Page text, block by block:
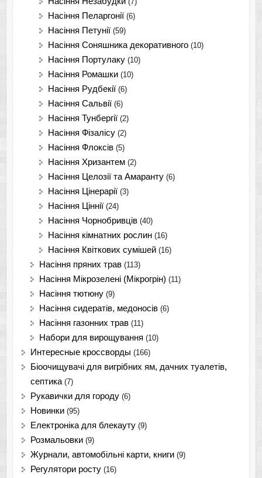
Насіння Пеларгонії (6)
Насіння Петунії (59)
Насіння Соняшника декоративного (10)
Насіння Портулаку (10)
Насіння Ромашки (10)
Насіння Рудбекії (6)
Насіння Сальвії (6)
Насіння Тунбергії (2)
Насіння Фізалісу (2)
Насіння Флоксів (5)
Насіння Хризантем (2)
Насіння Целозії та Амаранту (6)
Насіння Цінерарії (3)
Насіння Ціннії (24)
Насіння Чорнобривців (40)
Насіння кімнатних рослин (16)
Насіння Квіткових сумішей (16)
Насіння пряних трав (113)
Насіння Мікрозелені (Мікрогрін) (11)
Насіння тютюну (9)
Насіння сидератів, медоносів (6)
Насіння газонних трав (11)
Набори для вирощування (10)
Интересные кроссворды (166)
Біоочищувачі для вигрібних ям, дачних туалетів,
септика (7)
Рукавички для городу (6)
Новинки (95)
Електроніка для блекауту (9)
Розмальовки (9)
Журнали, автомобільні карти, книги (9)
Регулятори росту (16)